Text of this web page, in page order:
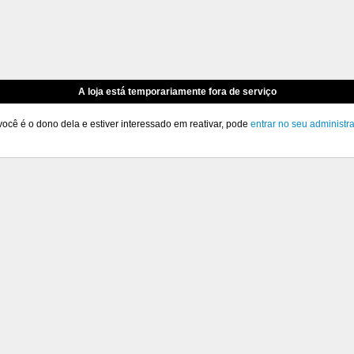
A loja está temporariamente fora de serviço
é o dono dela e estiver interessado em reativar, pode entrar no seu